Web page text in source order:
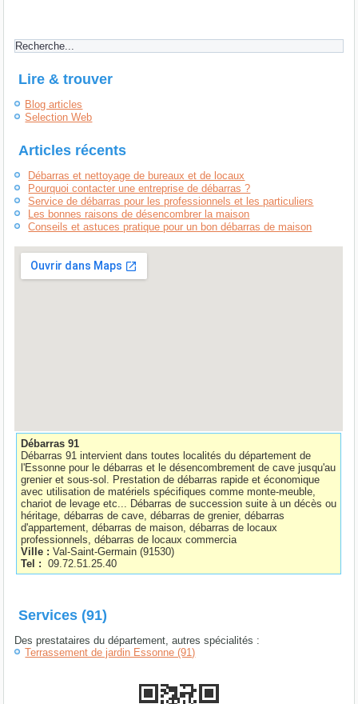
Lire & trouver
Blog articles
Selection Web
Articles récents
Débarras et nettoyage de bureaux et de locaux
Pourquoi contacter une entreprise de débarras ?
Service de débarras pour les professionnels et les particuliers
Les bonnes raisons de désencombrer la maison
Conseils et astuces pratique pour un bon débarras de maison
Débarras 91
Débarras 91 intervient dans toutes localités du département de
l'Essonne pour le débarras et le désencombrement de cave jusqu'au
grenier et sous-sol. Prestation de débarras rapide et économique
avec utilisation de matériels spécifiques comme monte-meuble,
chariot de levage etc... Débarras de succession suite à un décès ou
héritage, débarras de cave, débarras de grenier, débarras
d'appartement, débarras de maison, débarras de locaux
professionnels, débarras de locaux commercia
Ville :Val-Saint-Germain(91530)
Tel :
09.72.51.25.40
Services (91)
Des prestataires du département, autres spécialités :
Terrassement de jardin Essonne (91)